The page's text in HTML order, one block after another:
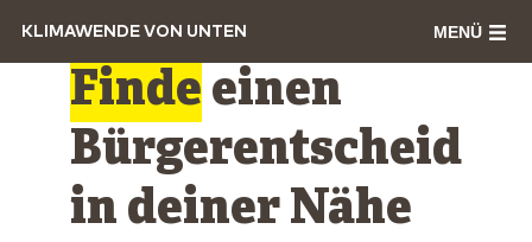
KLIMAWENDE VON UNTEN MENÜ
Finde einen
Bürgerentscheid
in deiner Nähe